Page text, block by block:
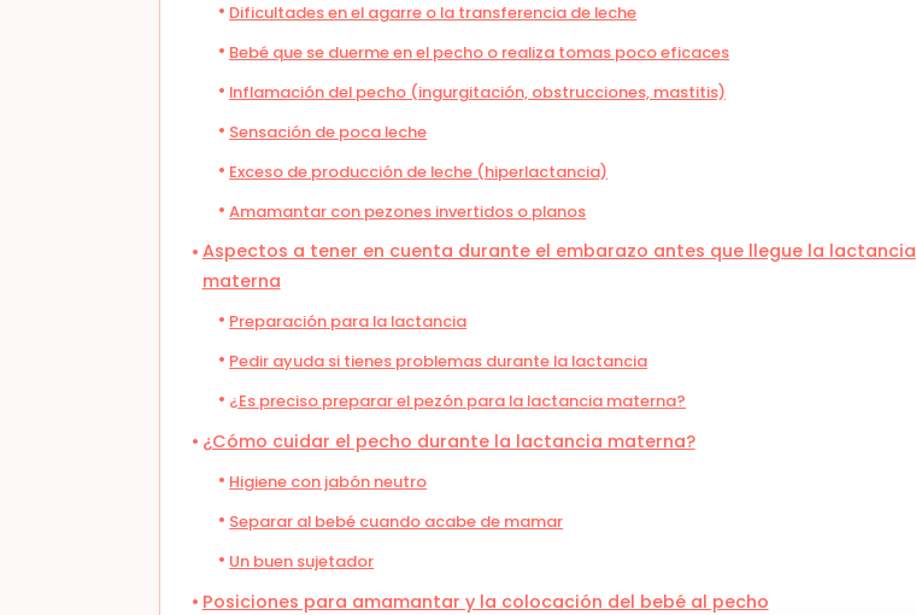
Dificultades en el agarre o la transferencia de leche
Bebé que se duerme en el pecho o realiza tomas poco eficaces
Inflamación del pecho (ingurgitación, obstrucciones, mastitis)
Sensación de poca leche
Exceso de producción de leche (hiperlactancia)
Amamantar con pezones invertidos o planos
Aspectos a tener en cuenta durante el embarazo antes que llegue la lactancia
materna
Preparación para la lactancia
Pedir ayuda si tienes problemas durante la lactancia
¿Es preciso preparar el pezón para la lactancia materna?
¿Cómo cuidar el pecho durante la lactancia materna?
Higiene con jabón neutro
Separar al bebé cuando acabe de mamar
Un buen sujetador
Posiciones para amamantar y la colocación del bebé al pecho